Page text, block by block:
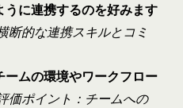
に連携するのを好みます
断的な連携スキルとコミ
ムの環境やワークフロー
価ポイント：チームへの